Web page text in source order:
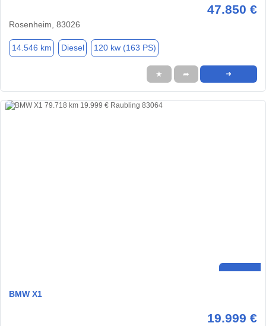
47.850 €
Rosenheim, 83026
14.546 km Diesel 120 kw (163 PS)
★ ➦ ➜
BMW X1
19.999 €